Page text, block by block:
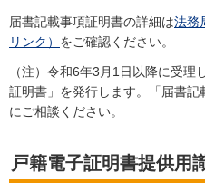
届書記載事項証明書の詳細は法務
リンク） をご確認ください。
（注）令和6年3月1日以降に受
証明書」を発行します。「届書
にご相談ください。
戸籍電子証明書提供用